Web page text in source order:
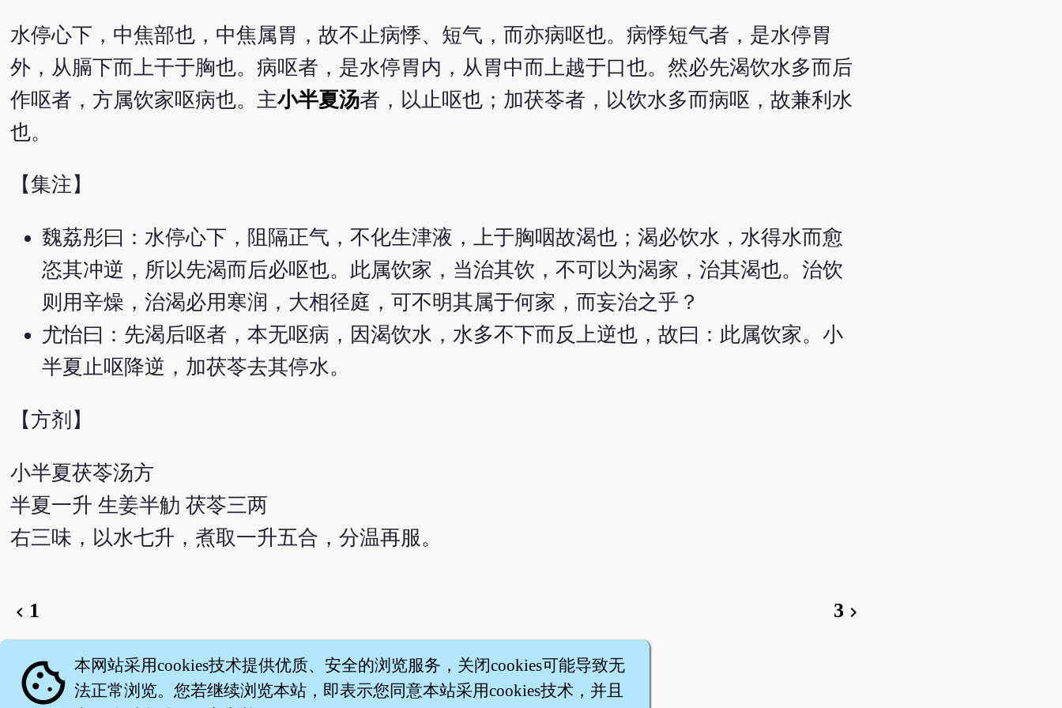
水停心下，中焦部也，中焦属胃，故不止病悸、短气，而亦病呕也。病悸短气者，是水停胃
外，从膈下而上干于胸也。病呕者，是水停胃内，从胃中而上越于口也。然必先渴饮水多而后
作呕者，方属饮家呕病也。主小半夏汤者，以止呕也；加茯苓者，以饮水多而病呕，故兼利水
也。
【集注】
魏荔彤曰：水停心下，阻隔正气，不化生津液，上于胸咽故渴也；渴必饮水，水得水而愈
恣其冲逆，所以先渴而后必呕也。此属饮家，当治其饮，不可以为渴家，治其渴也。治饮
则用辛燥，治渴必用寒润，大相径庭，可不明其属于何家，而妄治之乎？
尤怡曰：先渴后呕者，本无呕病，因渴饮水，水多不下而反上逆也，故曰：此属饮家。小
半夏止呕降逆，加茯苓去其停水。
【方剂】
小半夏茯苓汤方
半夏一升 生姜半觔 茯苓三两
右三味，以水七升，煮取一升五合，分温再服。
chevron_left 1 3 chevron_right
English version
cookie 本网站采用cookies技术提供优质、安全的浏览服务，关闭cookies可能导致无
法正常浏览。您若继续浏览本站，即表示您同意本站采用cookies技术，并且